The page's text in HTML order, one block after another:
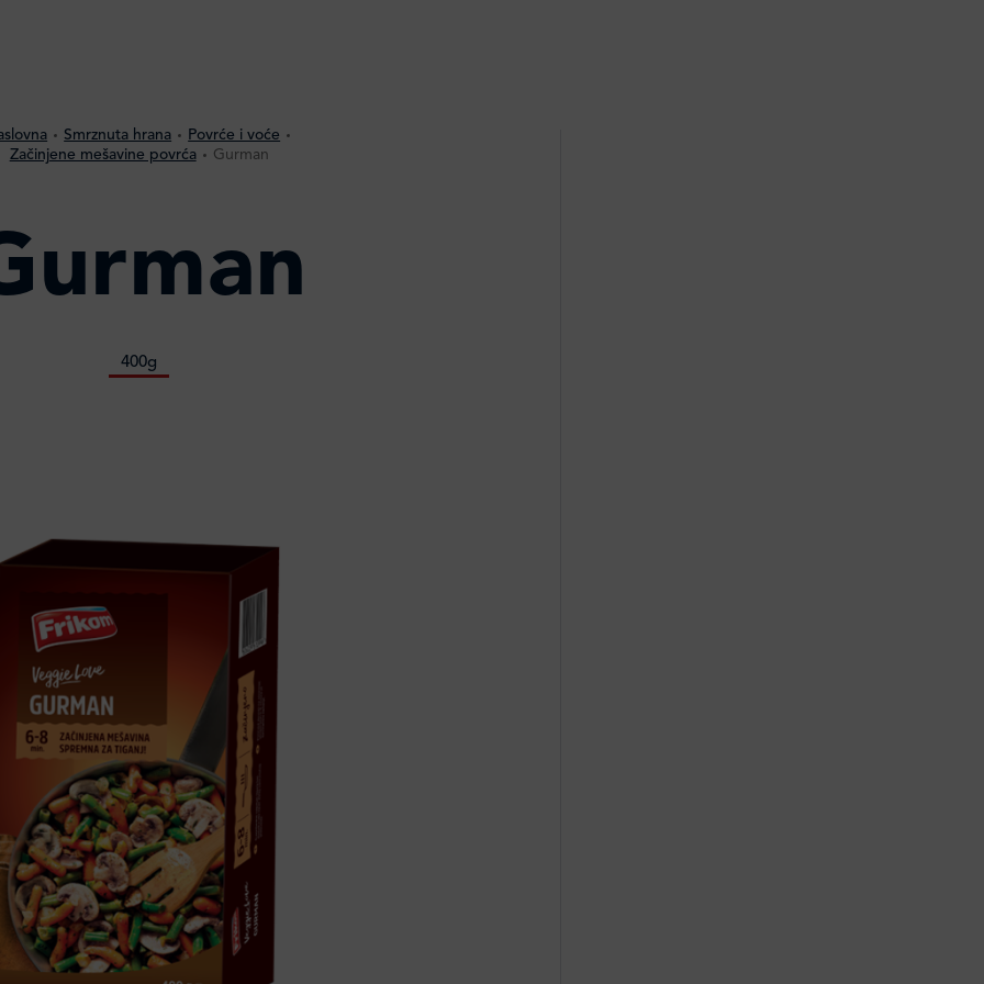
Smrznuta hrana
Povrće i voće
Začinjene mešavine povrća
Gurman
400g